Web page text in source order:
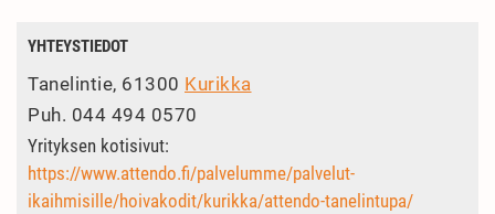
YHTEYSTIEDOT
Tanelintie, 61300 Kurikka
Puh. 044 494 0570
Yrityksen kotisivut:
https://www.attendo.fi/palvelumme/palvelut-
ikaihmisille/hoivakodit/kurikka/attendo-tanelintupa/